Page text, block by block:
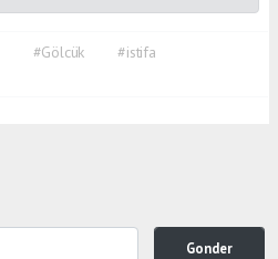
#Gölcük
#istifa
Gonder